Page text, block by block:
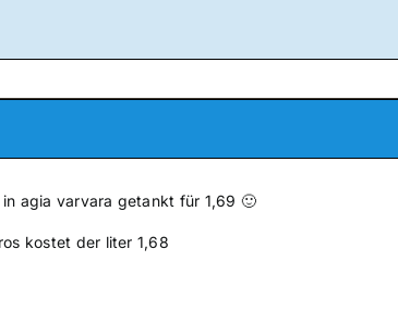
agia varvara getankt für 1,69 🙂
kostet der liter 1,68